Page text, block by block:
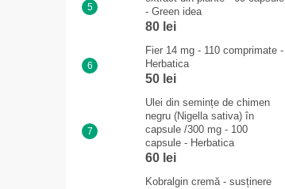
- Green idea
80 lei
Fier 14 mg - 110 comprimate -
Herbatica
50 lei
Ulei din semințe de chimen
negru (Nigella sativa) în
capsule /300 mg - 100
capsule - Herbatica
60 lei
Kobralgin cremă - susținere